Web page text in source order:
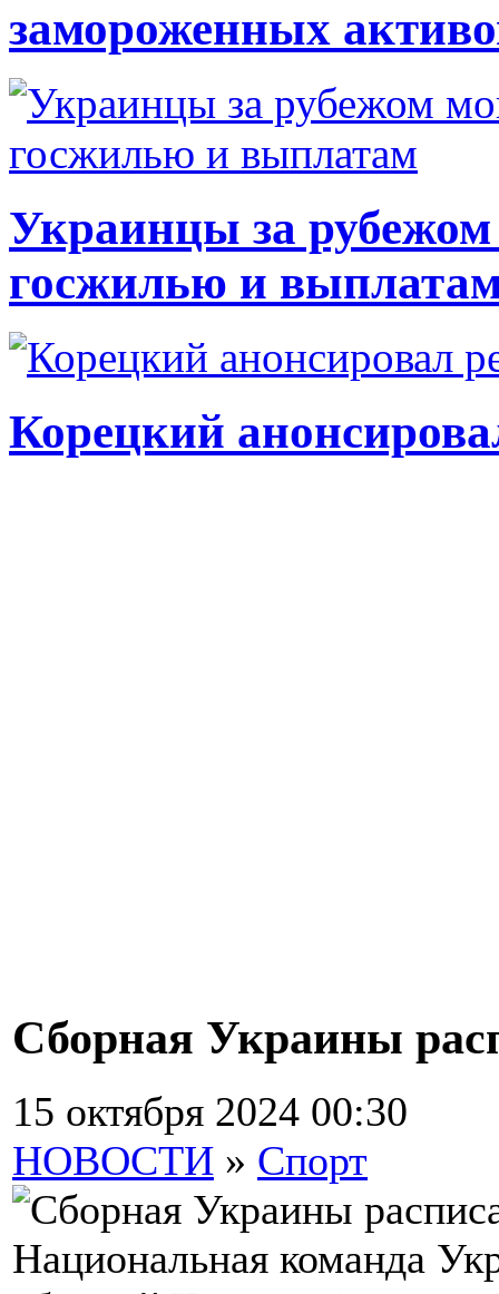
замороженных
Украинцы за рубежом
госжилью и
Корецкий
Сборная Украины
15 октября 2024 00:30
НОВОСТИ » Спорт
Национальная команда